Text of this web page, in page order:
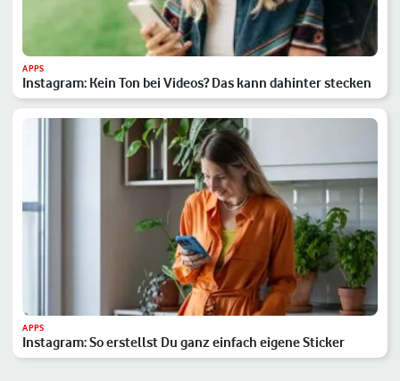
APPS
Instagram: Kein Ton bei Videos? Das kann dahinter stecken
APPS
Instagram: So erstellst Du ganz einfach eigene Sticker